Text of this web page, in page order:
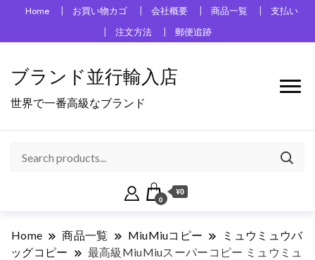
Home お買い物カゴ 会社概要 商品一覧
支払い
注文方法
郵便追跡
ブランド並行輸入店
世界で一番高級なブランド
0
¥0
Home 商品一覧 MiuMiuコピー
ミュウミュウバ
ッグコピー
最高級MiuMiuスーパーコピー ミュウミュ